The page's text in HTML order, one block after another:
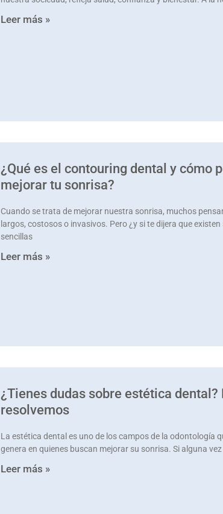
Leer más »
¿Qué es el contouring dental y cómo
mejorar tu sonrisa?
Cuando se trata de mejorar nuestra sonrisa, muchos
largos, costosos o invasivos. Pero ¿y si te dijera que
sencillas
Leer más »
¿Tienes dudas sobre estética dental?
resolvemos
La estética dental es uno de los campos de la odontología
genera en quienes buscan mejorar su sonrisa. Si alguna
Leer más »